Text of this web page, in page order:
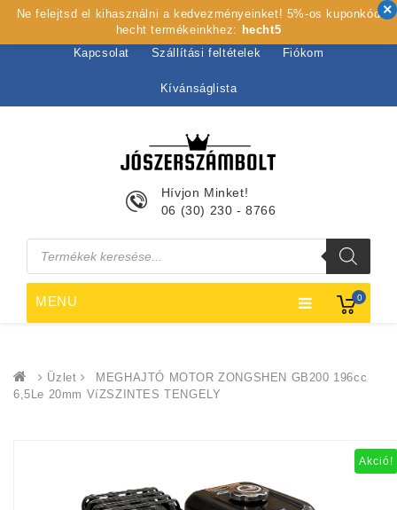
Kezdőlap Rólunk Webshop Szolgáltatások
Kapcsolat Szállítási feltételek Fiókom
Kívánságlista
0
Hívjon Minket!
06 (30) 230 - 8766
Products
search
MENU
Üzlet
MEGHAJTÓ MOTOR ZONGSHEN GB200 196cc
6,5Le 20mm VíZSZINTES TENGELY
Akció!
Ne felejtsd el kihasználni a kedvezményeinket! 5%-os kuponkód
hecht termékeinkhez: hecht5